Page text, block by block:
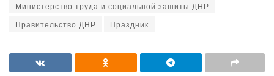
Министерство труда и социальной зашиты ДНР
Правительство ДНР
Праздник